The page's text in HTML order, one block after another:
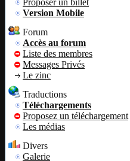
Proposer un billet
Version Mobile
Forum
Accès au forum
Liste des membres
Messages Privés
Le zinc
Traductions
Téléchargements
Proposez un téléchargement
Les médias
Divers
Galerie